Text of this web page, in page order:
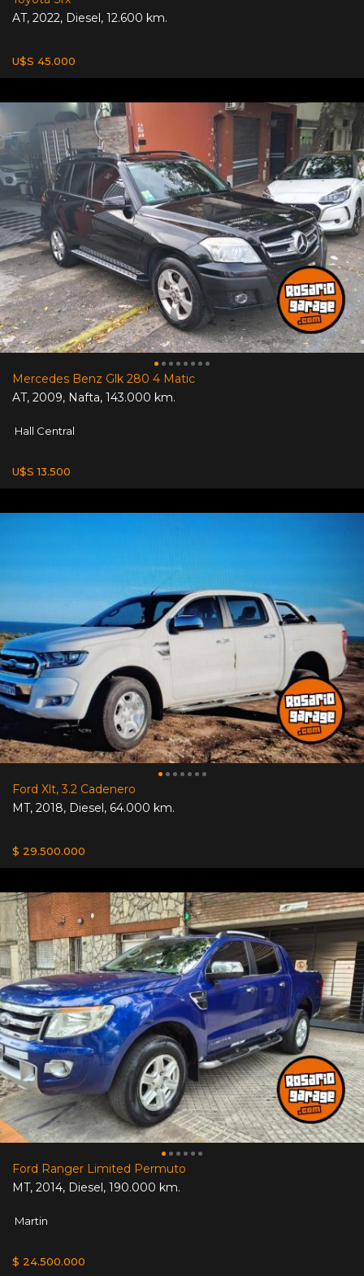
AT, 2022, Diesel, 12.600 km.
U$S 45.000
Mercedes Benz Glk 280 4 Matic
AT, 2009, Nafta, 143.000 km.
Hall Central
U$S 13.500
Ford Xlt, 3.2 Cadenero
MT, 2018, Diesel, 64.000 km.
$ 29.500.000
Ford Ranger Limited Permuto
MT, 2014, Diesel, 190.000 km.
Martin
$ 24.500.000